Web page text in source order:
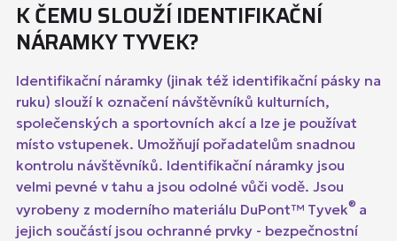
K ČEMU SLOUŽÍ IDENTIFIKAČNÍ
NÁRAMKY TYVEK?
Identifikační náramky (jinak též identifikační pásky na
ruku) slouží k označení návštěvníků kulturních,
společenských a sportovních akcí a lze je používat
místo vstupenek. Umožňují pořadatelům snadnou
kontrolu návštěvníků. Identifikační náramky jsou
velmi pevné v tahu a jsou odolné vůči vodě. Jsou
vyrobeny z moderního materiálu DuPont™ Tyvek® a
jejich součástí jsou ochranné prvky - bezpečnostní